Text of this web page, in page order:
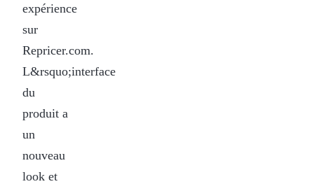
expérience
sur
Repricer.com.
L&rsquo;interface
du
produit a
un
nouveau
look et